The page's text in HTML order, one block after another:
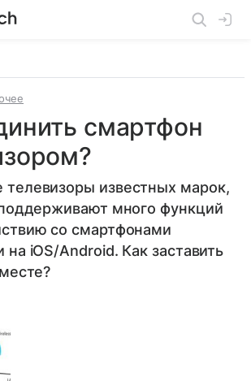
смартфон
известных марок,
много функций
со смартфонами
iOS/Android. Как заставить